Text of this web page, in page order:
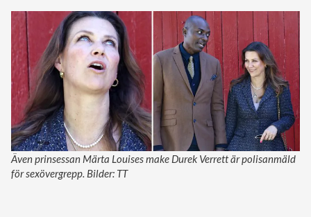
Även prinsessan Märta Louises make Durek Verrett är polisanmäld
för sexövergrepp. Bilder: TT